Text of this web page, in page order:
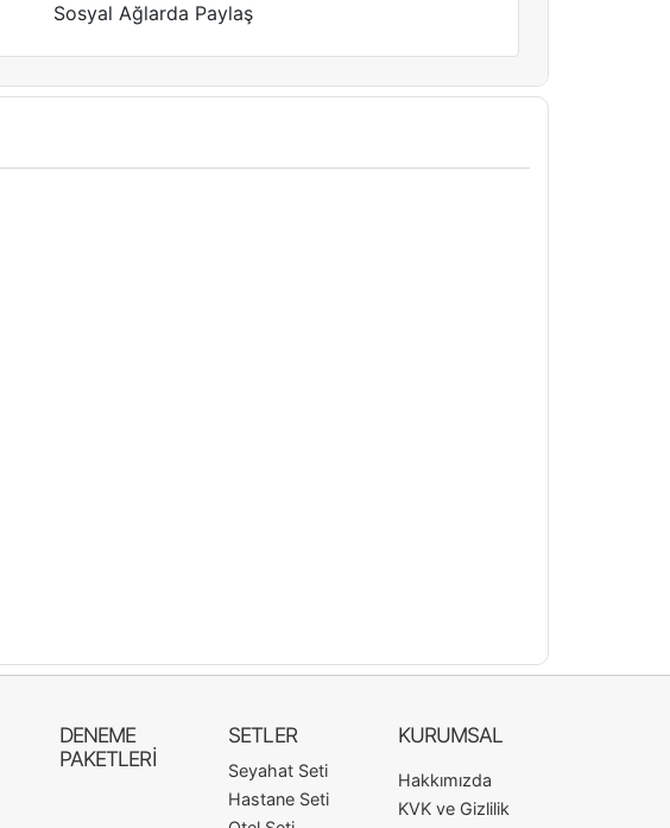
Sosyal Ağlarda Paylaş
DENEME
PAKETLERİ
SETLER
Seyahat Seti
Hastane Seti
KURUMSAL
Hakkımızda
KVK ve Gizlilik